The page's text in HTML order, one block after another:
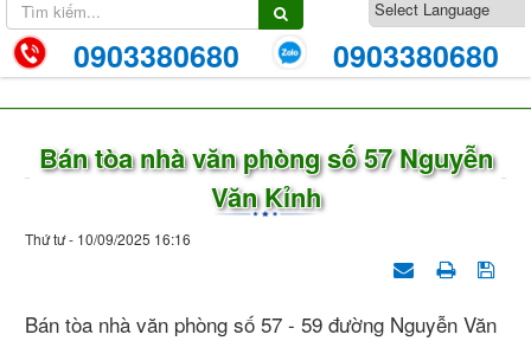
0903380680 0903380680
Bán tòa nhà văn phòng số 57 Nguyễn
Văn Kỉnh
Thứ tư - 10/09/2025 16:16
Bán tòa nhà văn phòng số 57 - 59 đường Nguyễn Văn